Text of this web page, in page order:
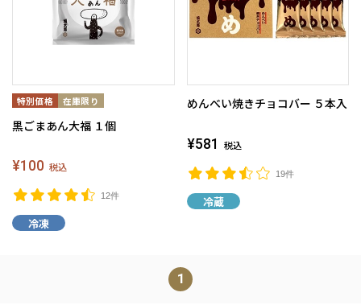
黒ごまあん大福 １個
12件
¥100 税込
冷凍
めんべい焼きチョコバー ５本入
19件
¥581 税込
冷蔵
1